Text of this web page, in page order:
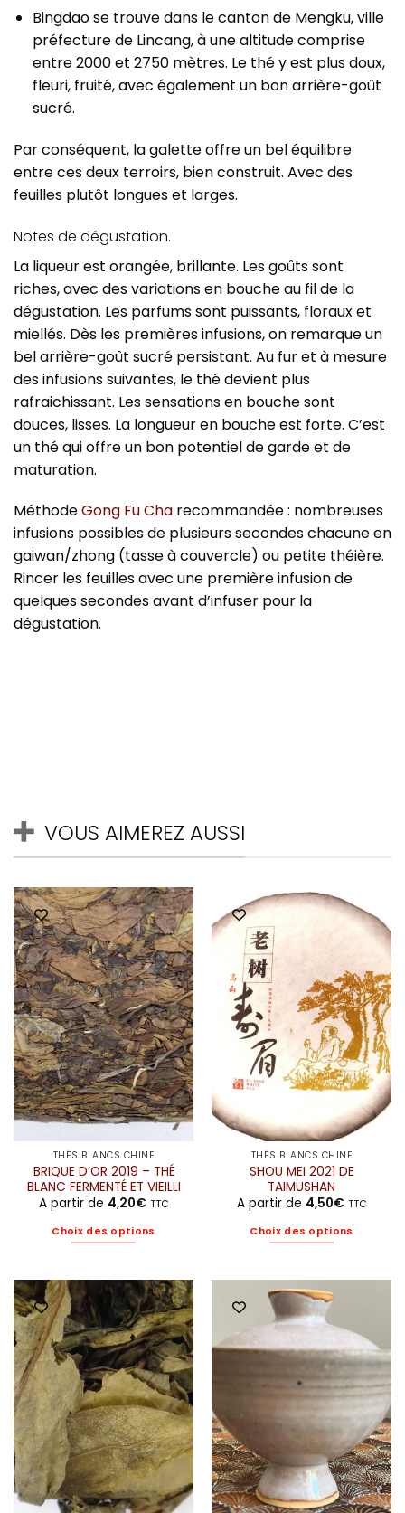
Bingdao se trouve dans le canton de Mengku, ville
préfecture de Lincang, à une altitude comprise
entre 2000 et 2750 mètres. Le thé y est plus doux,
fleuri, fruité, avec également un bon arrière-goût
sucré.
Par conséquent, la galette offre un bel équilibre
entre ces deux terroirs, bien construit. Avec des
feuilles plutôt longues et larges.
Notes de dégustation.
La liqueur est orangée, brillante. Les goûts sont
riches, avec des variations en bouche au fil de la
dégustation. Les parfums sont puissants, floraux et
miellés. Dès les premières infusions, on remarque un
bel arrière-goût sucré persistant. Au fur et à mesure
des infusions suivantes, le thé devient plus
rafraichissant. Les sensations en bouche sont
douces, lisses. La longueur en bouche est forte. C’est
un thé qui offre un bon potentiel de garde et de
maturation.
MéthodeGong Fu Cha recommandée : nombreuses
infusions possibles de plusieurs secondes chacune en
gaiwan/zhong (tasse à couvercle) ou petite théière.
Rincer les feuilles avec une première infusion de
quelques secondes avant d’infuser pour la
dégustation.
VOUS AIMEREZ AUSSI
THÉS BLANCS CHINE
BRIQUE D’OR 2019 – THÉ
BLANC FERMENTÉ ET VIEILLI
A partir de 4,20€ TTC
Choix des options
a
plusieurs
variations.
Les
options
peuvent
être
choisies
sur
la
page
du
THÉS BLANCS CHINE
SHOU MEI 2021 DE
TAIMUSHAN
A partir de 4,50€ TTC
Choix des options
a
plusieurs
variations.
Les
options
peuvent
être
choisies
sur
la
page
du